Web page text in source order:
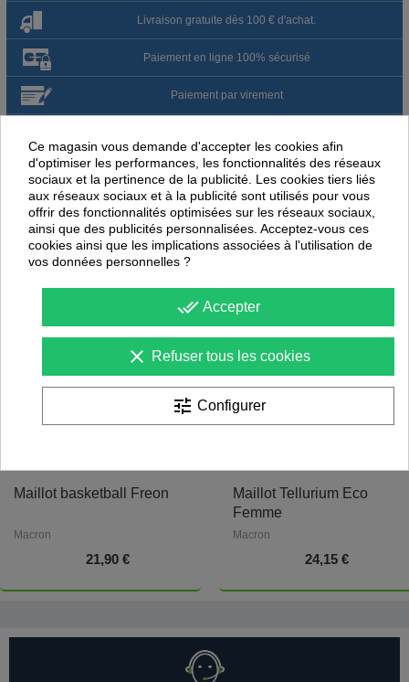
Livraison gratuite dès 100 € d'achat.
Paiement en ligne 100% sécurisé
Paiement par virement
NOUS PENSONS QUE CES ARTICLES
PEUVENT ÉGALEMENT VOUS INTÉRESSER
PROMOTION
-25%
Maillot basketball Freon
Macron
21,90 €
PROMOTION
Maillot Tellurium Eco
Femme
Macron
24,15 €
Ce magasin vous demande d'accepter les cookies afin
d'optimiser les performances, les fonctionnalités des réseaux
sociaux et la pertinence de la publicité. Les cookies tiers liés
aux réseaux sociaux et à la publicité sont utilisés pour vous
offrir des fonctionnalités optimisées sur les réseaux sociaux,
ainsi que des publicités personnalisées. Acceptez-vous ces
cookies ainsi que les implications associées à l'utilisation de
vos données personnelles ?
done_all Accepter
clear Refuser tous les cookies
tune Configurer